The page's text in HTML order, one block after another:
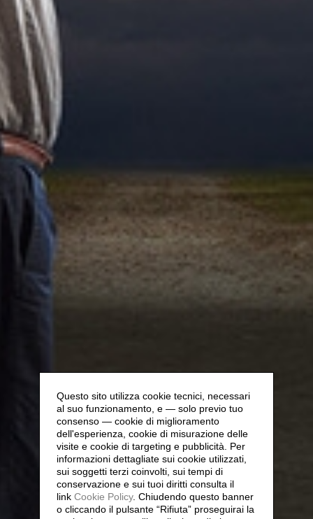
Questo sito utilizza cookie tecnici, necessari
al suo funzionamento, e — solo previo tuo
consenso — cookie di miglioramento
dell'esperienza, cookie di misurazione delle
visite e cookie di targeting e pubblicità. Per
informazioni dettagliate sui cookie utilizzati,
sui soggetti terzi coinvolti, sui tempi di
conservazione e sui tuoi diritti consulta il
link Cookie Policy. Chiudendo questo banner
o cliccando il pulsante “Rifiuta” proseguirai la